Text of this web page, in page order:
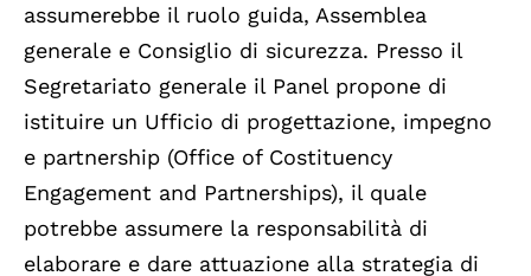
assumerebbe il ruolo guida, Assemblea
generale e Consiglio di sicurezza. Presso il
Segretariato generale il Panel propone di
istituire un Ufficio di progettazione, impegno
e partnership (Office of Costituency
Engagement and Partnerships), il quale
potrebbe assumere la responsabilità di
elaborare e dare attuazione alla strategia di